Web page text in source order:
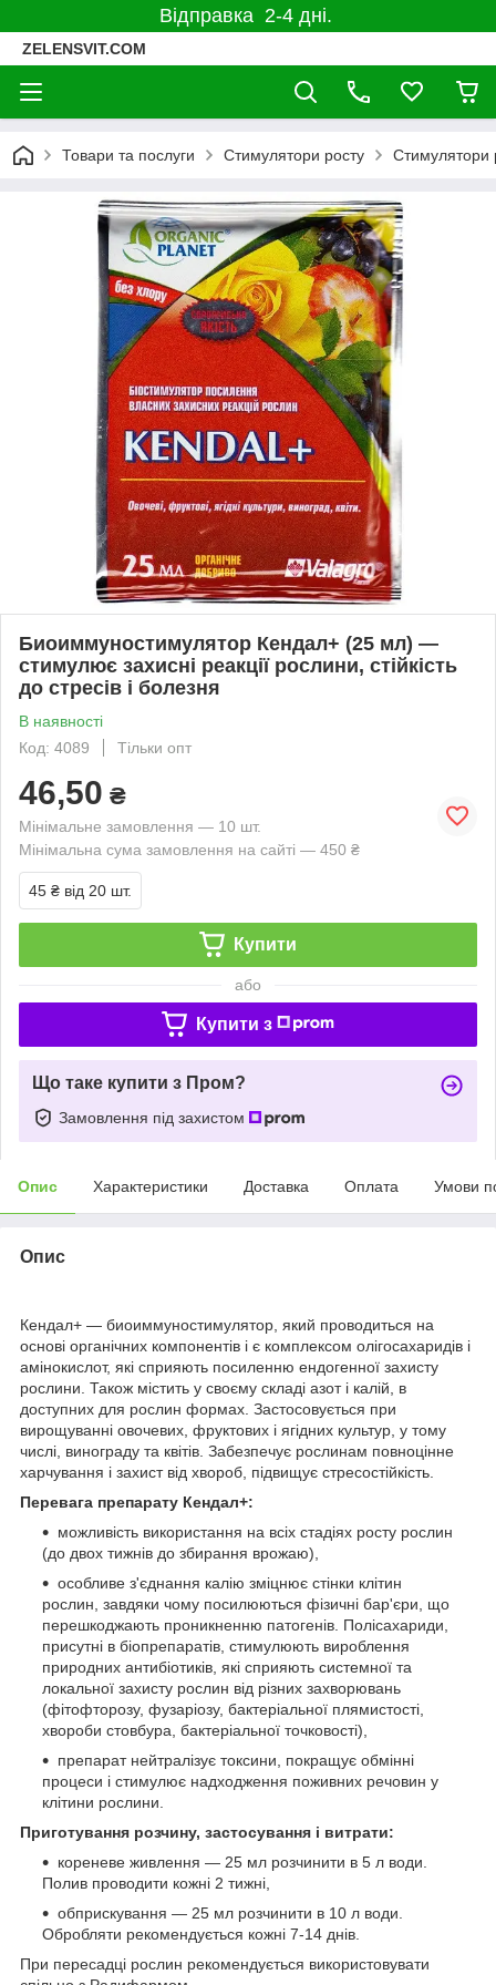
Відправка 2-4 дні.
ZELENSVIT.COM
Товари та послуги Стимулятори росту Стимулятори
Биоиммуностимулятор Кендал+ (25 мл) —
стимулює захисні реакції рослини, стійкість
до стресів і болезня
В наявності
Код: 4089
Тільки опт
46,50 ₴
Мінімальне замовлення — 10 шт.
Мінімальна сума замовлення на сайті — 450 ₴
45 ₴ від 20 шт.
Купити
або
Купити з
Що таке купити з Пром?
Замовлення під захистом
Опис Характеристики Доставка Оплата Умови
Опис
Кендал+ — биоиммуностимулятор, який проводиться на
основі органічних компонентів і є комплексом олігосахаридів і
амінокислот, які сприяють посиленню ендогенної захисту
рослини. Також містить у своєму складі азот і калій, в
доступних для рослин формах. Застосовується при
вирощуванні овочевих, фруктових і ягідних культур, у тому
числі, винограду та квітів. Забезпечує рослинам повноцінне
харчування і захист від хвороб, підвищує стресостійкість.
Перевага препарату Кендал+:
можливість використання на всіх стадіях росту рослин
(до двох тижнів до збирання врожаю),
особливе з'єднання калію зміцнює стінки клітин
рослин, завдяки чому посилюються фізичні бар'єри, що
перешкоджають проникненню патогенів. Полісахариди,
присутні в біопрепаратів, стимулюють вироблення
природних антибіотиків, які сприяють системної та
локальної захисту рослин від різних захворювань
(фітофторозу, фузаріозу, бактеріальної плямистості,
хвороби стовбура, бактеріальної точковості),
препарат нейтралізує токсини, покращує обмінні
процеси і стимулює надходження поживних речовин у
клітини рослини.
Приготування розчину, застосування і витрати:
кореневе живлення — 25 мл розчинити в 5 л води.
Полив проводити кожні 2 тижні,
обприскування — 25 мл розчинити в 10 л води.
Обробляти рекомендується кожні 7-14 днів.
При пересадці рослин рекомендується використовувати